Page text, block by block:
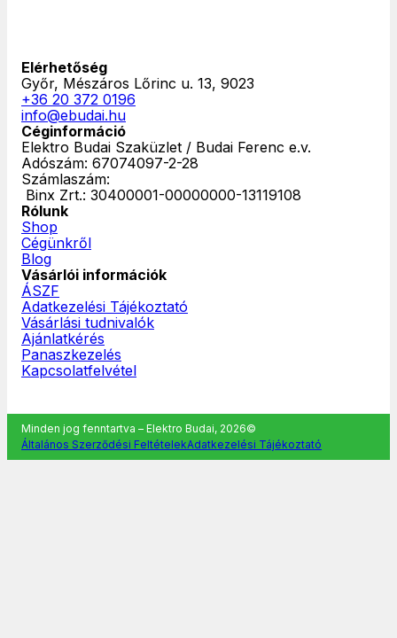
Elérhetőség
Győr, Mészáros Lőrinc u. 13, 9023
+36 20 372 0196
info@ebudai.hu
Céginformáció
Elektro Budai Szaküzlet / Budai Ferenc e.v.
Adószám: 67074097-2-28
Számlaszám:
‎ Binx Zrt.: 30400001-00000000-13119108
Rólunk
Shop
Cégünkről
Blog
Vásárlói információk
ÁSZF
Adatkezelési Tájékoztató
Vásárlási tudnivalók
Ajánlatkérés
Panaszkezelés
Kapcsolatfelvétel
Minden jog fenntartva – Elektro Budai, 2026©
Általános Szerződési FeltételekAdatkezelési Tájékoztató